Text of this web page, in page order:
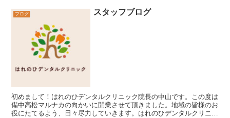
ブログ スタッフブログ
初めまして！はれのひデンタルクリニック院長の中山です。この度は
備中高松マルナカの向かいに開業させて頂きました。地域の皆様のお
役にたてるよう、日々尽力していきます。はれのひデンタルクリニッ